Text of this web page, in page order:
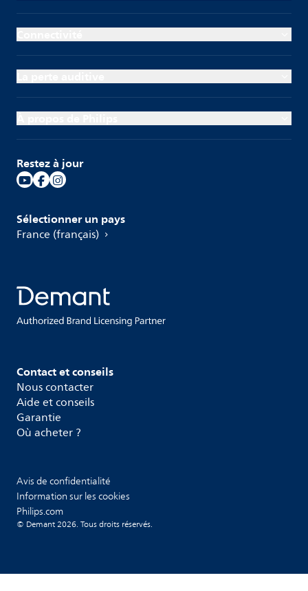
Contact et conseils
Nous contacter
Aide et conseils
Garantie
Où acheter ?
Restez à jour
Sélectionner un pays
France (français)
Avis de confidentialité
Information sur les cookies
Philips.com
© Demant 2026. Tous droits réservés.